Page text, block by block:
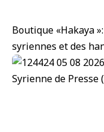
Boutique «Hakaya
syriennes et des